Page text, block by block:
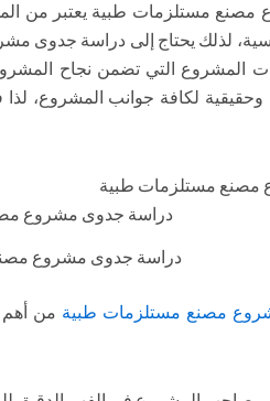
مستلزمات طبية يعتبر من
لذلك يحتاج إلى دراسة
المشروع التي تضمن نجاح
لكافة جوانب المشروع،
مستلزمات طبية
دراسة جدوى مشروع
مصنع مستلزمات طبية من أهم